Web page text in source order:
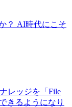
？ AI時代にこそ
レッジを「File
きるようになり